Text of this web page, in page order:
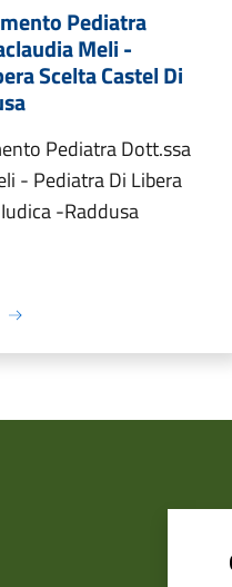
Pediatra
Meli -
Scelta Castel Di
Pediatra Dott.ssa
- Pediatra Di Libera
-Raddusa